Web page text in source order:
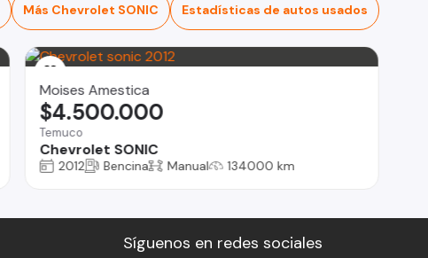
Más Chevrolet SONIC Estadísticas de autos usados
Moises Amestica
Temuco
Chevrolet SONIC
$4.500.000
2012 Bencina Manual 134000 km
Síguenos en redes sociales